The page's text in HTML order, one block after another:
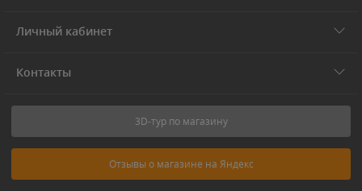
Личный кабинет
Контакты
3D-тур по магазину
Отзывы о магазине на Яндекс